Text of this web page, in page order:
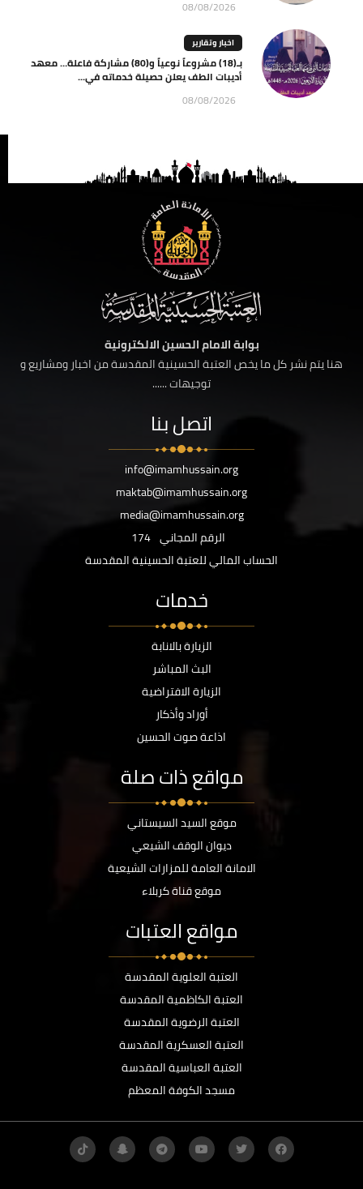
08/08/2026
اخبار وتقارير
بـ(18) مشروعاً نوعياً و(80) مشاركة فاعلة… معهد
أديبات الطف يعلن حصيلة خدماته في...
08/08/2026
بوابة الامام الحسين الالكترونية
هنا يتم نشر كل ما يخص العتبة الحسينية المقدسة من اخبار ومشاريع و
توجيهات ......
اتصل بنا
info@imamhussain.org
maktab@imamhussain.org
media@imamhussain.org
الرقم المجاني 174
الحساب المالي للعتبة الحسينية المقدسة
خدمات
الزيارة بالانابة
البث المباشر
الزيارة الافتراضية
أوراد وأذكار
اذاعة صوت الحسين
مواقع ذات صلة
موقع السيد السيستاني
ديوان الوقف الشيعي
الامانة العامة للمزارات الشيعية
موقع قناة كربلاء
مواقع العتبات
العتبة العلوية المقدسة
العتبة الكاظمية المقدسة
العتبة الرضوية المقدسة
العتبة العسكرية المقدسة
العتبة العباسية المقدسة
مسجد الكوفة المعظم